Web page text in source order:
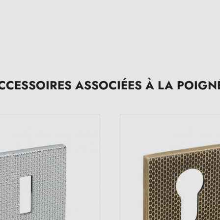
ASSOCIÉES À LA